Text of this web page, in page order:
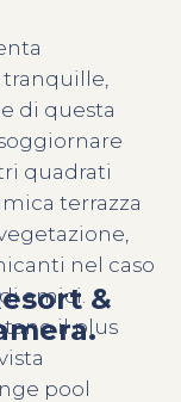
&
di questa
quadrati
terrazza
nel caso
amici.
il plus
pool